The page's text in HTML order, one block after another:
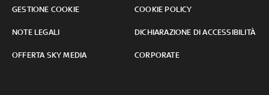
GESTIONE COOKIE COOKIE POLICY
NOTE LEGALI DICHIARAZIONE DI ACCESSIBILITÀ
OFFERTA SKY MEDIA CORPORATE